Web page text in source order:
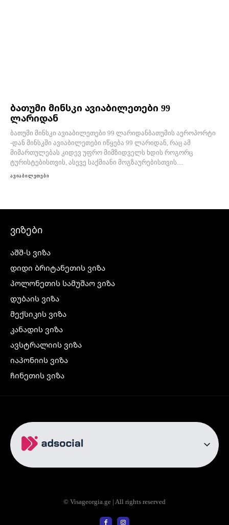
ბათუმი მინსკი ავიაბილეთები 99
ლარიდან
ბათუმი მინსკი ავიაბილეთები 99 ლარიდანბათუმის აეროპორტი
-დან მინსკში ავიაბილეთები იწყება 99 ლარიდან, რაც ამ
მიმართულებას კიდევ უფრო მიმზიდველს ხდის როგორც
ტურისტებისთვის, ასევე საქმიანი მოგზაურებისთვის....
ავიაბილეთები
ვიზები
აშშ-ს ვიზა
დიდი ბრიტანეთის ვიზა
პოლონეთის სამუშაო ვიზა
დუბაის ვიზა
მექსიკის ვიზა
კანადის ვიზა
ავსტრალიის ვიზა
იაპონიის ვიზა
ჩინეთის ვიზა
ჩრდილოეთ ირლანდიის ვიზა
რუსეთის ვიზა
ავიაბილეთები
თბილისი ბაქო
© Visageorgia.ge | All rights reserved